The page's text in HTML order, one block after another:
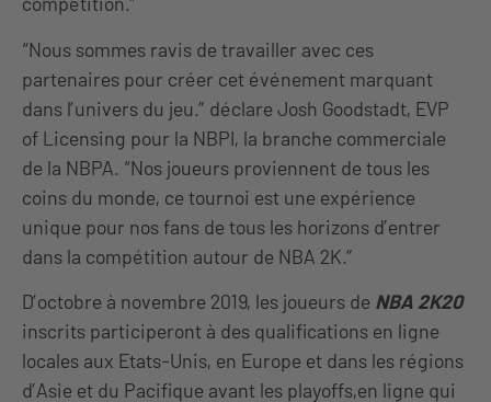
“Nous sommes ravis de travailler avec ces
partenaires pour créer cet événement marquant
dans l’univers du jeu.” déclare Josh Goodstadt, EVP
of Licensing pour la NBPI, la branche commerciale
de la NBPA. “Nos joueurs proviennent de tous les
coins du monde, ce tournoi est une expérience
unique pour nos fans de tous les horizons d’entrer
dans la compétition autour de NBA 2K.”
D’octobre à novembre 2019, les joueurs de NBA 2K20
inscrits participeront à des qualifications en ligne
locales aux Etats-Unis, en Europe et dans les régions
d’Asie et du Pacifique avant les playoffs,en ligne qui